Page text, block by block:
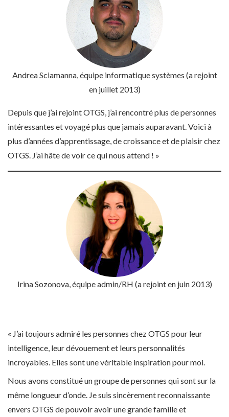
Andrea Sciamanna, équipe informatique systèmes (a rejoint
en juillet 2013)
Depuis que j’ai rejoint OTGS, j’ai rencontré plus de personnes
intéressantes et voyagé plus que jamais auparavant. Voici à
plus d’années d’apprentissage, de croissance et de plaisir chez
OTGS. J’ai hâte de voir ce qui nous attend ! »
Irina Sozonova, équipe admin/RH (a rejoint en juin 2013)
« J’ai toujours admiré les personnes chez OTGS pour leur
intelligence, leur dévouement et leurs personnalités
incroyables. Elles sont une véritable inspiration pour moi.
Nous avons constitué un groupe de personnes qui sont sur la
même longueur d’onde. Je suis sincèrement reconnaissante
envers OTGS de pouvoir avoir une grande famille et